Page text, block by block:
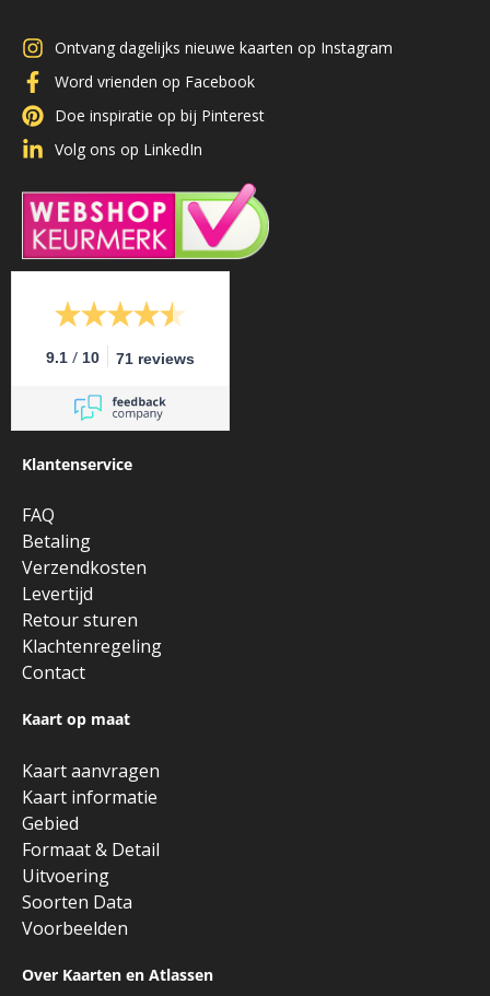
Ontvang dagelijks nieuwe kaarten op Instagram
Word vrienden op Facebook
Doe inspiratie op bij Pinterest
Volg ons op LinkedIn
9.1 / 10 71 reviews
Klantenservice
FAQ
Betaling
Verzendkosten
Levertijd
Retour sturen
Klachtenregeling
Contact
Kaart op maat
Kaart aanvragen
Kaart informatie
Gebied
Formaat & Detail
Uitvoering
Soorten Data
Voorbeelden
Over Kaarten en Atlassen